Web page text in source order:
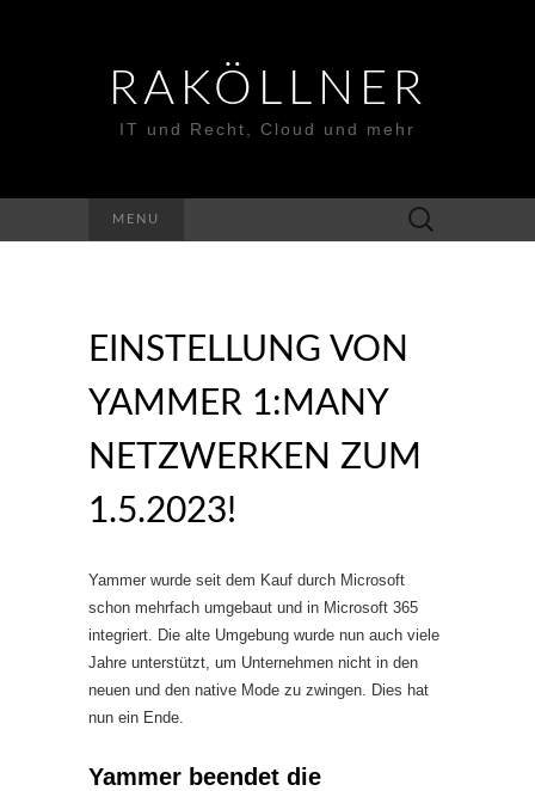
RAKÖLLNER
IT und Recht, Cloud und mehr
MENU
Suchen
nach:
EINSTELLUNG VON
YAMMER 1:MANY
NETZWERKEN ZUM
1.5.2023!
Yammer wurde seit dem Kauf durch Microsoft
schon mehrfach umgebaut und in Microsoft 365
integriert. Die alte Umgebung wurde nun auch viele
Jahre unterstützt, um Unternehmen nicht in den
neuen und den native Mode zu zwingen. Dies hat
nun ein Ende.
Yammer beendet die